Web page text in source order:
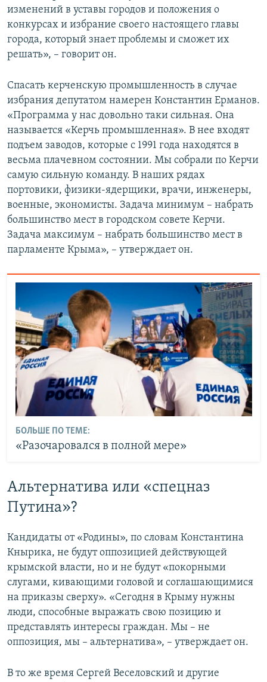
изменений в уставы городов и положения о
конкурсах и избрание своего настоящего главы
города, который знает проблемы и сможет их
решать», – говорит он.
Спасать керченскую промышленность в случае
избрания депутатом намерен Константин Ерманов.
«Программа у нас довольно таки сильная. Она
называется «Керчь промышленная». В нее входят
подъем заводов, которые с 1991 года находятся в
весьма плачевном состоянии. Мы собрали по Керчи
самую сильную команду. В наших рядах
портовики, физики-ядерщики, врачи, инженеры,
военные, экономисты. Задача минимум – набрать
большинство мест в городском совете Керчи.
Задача максимум – набрать большинство мест в
парламенте Крыма», – утверждает он.
БОЛЬШЕ ПО ТЕМЕ:
«Разочаровался в полной мере»
Альтернатива или «спецназ
Путина»?
Кандидаты от «Родины», по словам Константина
Кнырика, не будут оппозицией действующей
крымской власти, но и не будут «покорными
слугами, кивающими головой и соглашающимися
на приказы сверху». «Сегодня в Крыму нужны
люди, способные выражать свою позицию и
представлять интересы граждан. Мы – не
оппозиция, мы – альтернатива», – утверждает он.
В то же время Сергей Веселовский и другие